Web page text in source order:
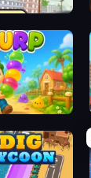
Papa's Taco Mia
Slurp